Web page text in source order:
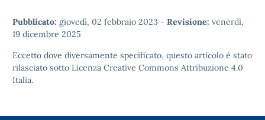
Pubblicato: giovedì, 02 febbraio 2023 - Revisione: venerdì,
19 dicembre 2025
Eccetto dove diversamente specificato, questo articolo è stato
rilasciato sotto Licenza Creative Commons Attribuzione 4.0
Italia.